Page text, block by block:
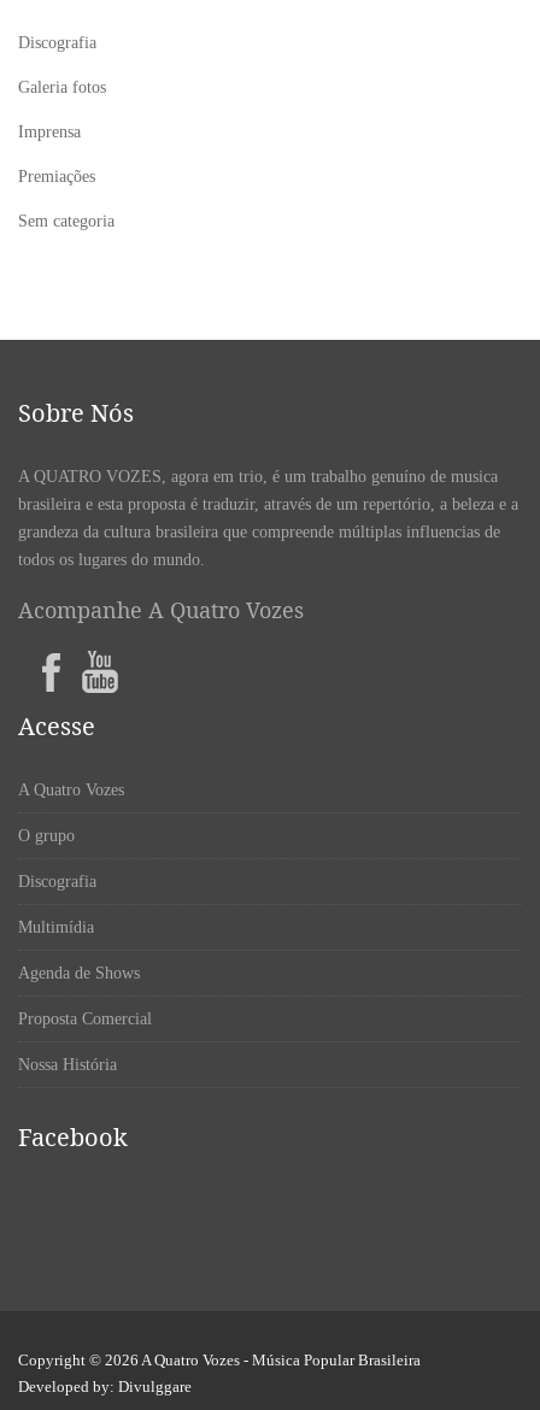
Discografia
Galeria fotos
Imprensa
Premiações
Sem categoria
Sobre Nós
A QUATRO VOZES, agora em trio, é um trabalho genuíno de musica
brasileira e esta proposta é traduzir, através de um repertório, a beleza e a
grandeza da cultura brasileira que compreende múltiplas influencias de
todos os lugares do mundo.
Acompanhe A Quatro Vozes
Acesse
A Quatro Vozes
O grupo
Discografia
Multimídia
Agenda de Shows
Proposta Comercial
Nossa História
Facebook
Copyright © 2026 A Quatro Vozes - Música Popular Brasileira
Developed by: Divulggare